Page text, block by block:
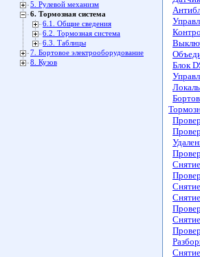
5. Рулевой механизм
6. Тормозная система
6.1. Общие сведения
6.2. Тормозная система
6.3. Таблицы
7. Бортовое электрооборудование
8. Кузов
Блок